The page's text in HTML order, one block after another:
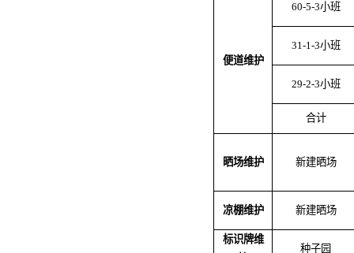
便道维护
60-5-3小班
31-1-3小班
29-2-3小班
合计
晒场维护 新建晒场
凉棚维护 新建晒场
标识牌维
种子园